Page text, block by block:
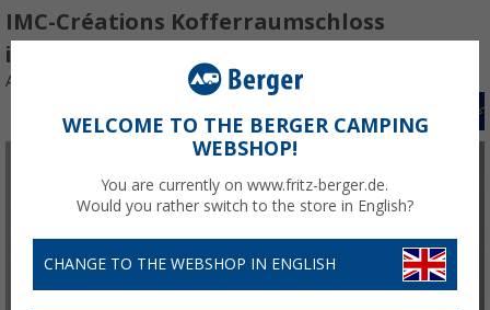
IMC-Créations Kofferraumschloss
integriert
Art.-Nr.: 531337
WELCOME TO THE BERGER CAMPING
WEBSHOP!
You are currently on www.fritz-berger.de.
Would you rather switch to the store in English?
CHANGE TO THE WEBSHOP IN ENGLISH